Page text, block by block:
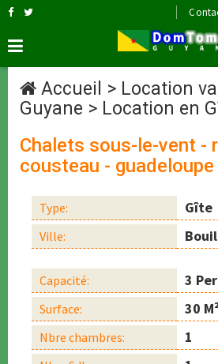
Accueil > Location
Guyane > Location en
Chalets sous-le-vent -
cousteau -
Type: Gîte
Ville:
Capacité: 3
Surface: 30
Nbre chambres: 1